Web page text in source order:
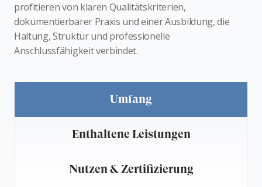
profitieren von klaren Qualitätskriterien,
dokumentierbarer Praxis und einer Ausbildung, die
Haltung, Struktur und professionelle
Anschlussfähigkeit verbindet.
Umfang
Enthaltene Leistungen
Nutzen & Zertifizierung